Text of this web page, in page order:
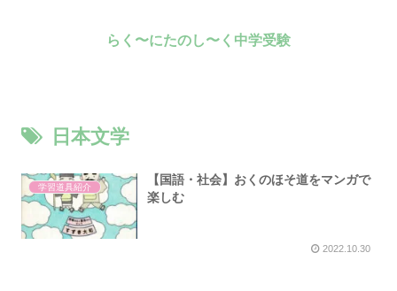
らく〜にたのし〜く中学受験
日本文学
学習道具紹介
【国語・社会】おくのほそ道をマンガで
楽しむ
2022.10.30